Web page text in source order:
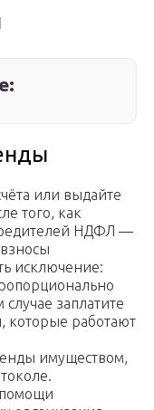
или выдайте
того, как
НДФЛ —
исключение:
заплатите
которые работают
имуществом,